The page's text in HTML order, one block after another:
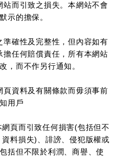
而引致之損失。本網站不會
示的擔保。
確性及完整性，但內容如有
任何賠償責任，所有本網站
，而不作另行通知。
資料及有關條款而毋須事前
用戶
頁而引致任何損害(包括但不
料損失)、誹謗、侵犯版權或
括但不限於利潤、商譽、使